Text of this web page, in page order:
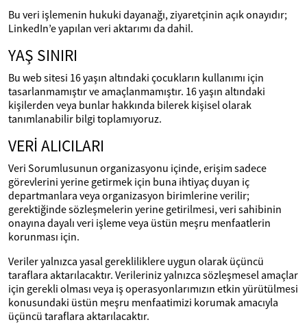
Bu veri işlemenin hukuki dayanağı, ziyaretçinin açık onayıdır;
LinkedIn’e yapılan veri aktarımı da dahil.
YAŞ SINIRI
Bu web sitesi 16 yaşın altındaki çocukların kullanımı için
tasarlanmamıştır ve amaçlanmamıştır. 16 yaşın altındaki
kişilerden veya bunlar hakkında bilerek kişisel olarak
tanımlanabilir bilgi toplamıyoruz.
VERİ ALICILARI
Veri Sorumlusunun organizasyonu içinde, erişim sadece
görevlerini yerine getirmek için buna ihtiyaç duyan iç
departmanlara veya organizasyon birimlerine verilir;
gerektiğinde sözleşmelerin yerine getirilmesi, veri sahibinin
onayına dayalı veri işleme veya üstün meşru menfaatlerin
korunması için.
Veriler yalnızca yasal gerekliliklere uygun olarak üçüncü
taraflara aktarılacaktır. Verileriniz yalnızca sözleşmesel amaçlar
için gerekli olması veya iş operasyonlarımızın etkin yürütülmesi
konusundaki üstün meşru menfaatimizi korumak amacıyla
üçüncü taraflara aktarılacaktır.